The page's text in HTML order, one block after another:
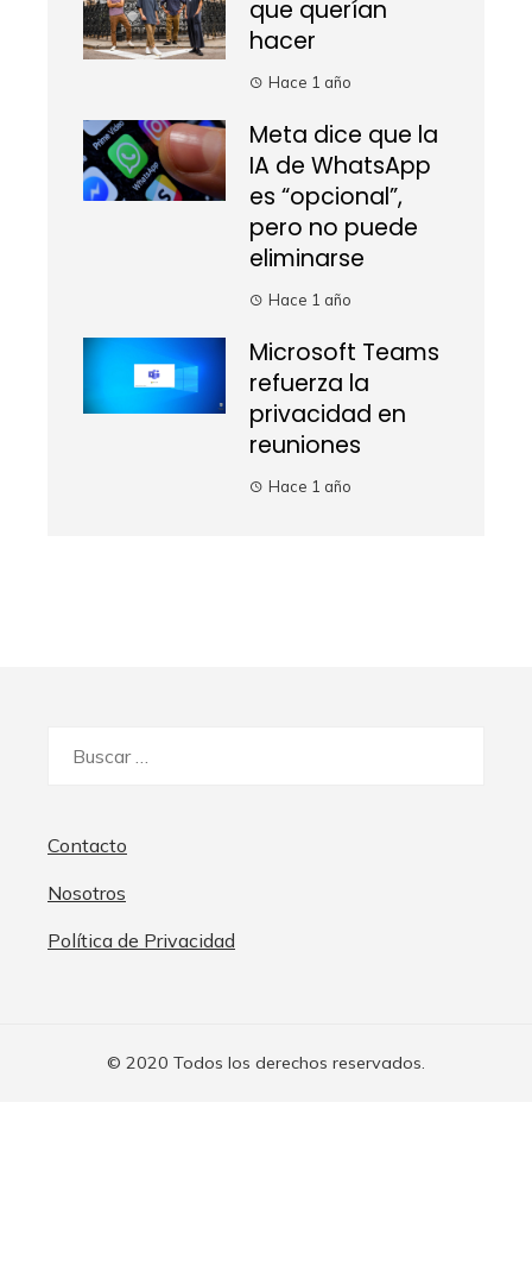
que querían
hacer
Hace 1 año
Meta dice que la
IA de WhatsApp
es “opcional”,
pero no puede
eliminarse
Hace 1 año
Microsoft Teams
refuerza la
privacidad en
reuniones
Hace 1 año
Contacto
Nosotros
Política de Privacidad
© 2020 Todos los derechos reservados.